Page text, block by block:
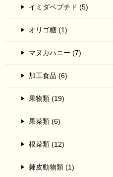
イミダペプチド (5)
オリゴ糖 (1)
マヌカハニー (7)
加工食品 (6)
果物類 (19)
果菜類 (6)
根菜類 (12)
棘皮動物類 (1)